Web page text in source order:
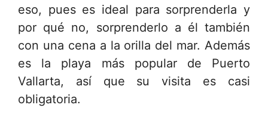
eso, pues es ideal para sorprenderla y
por qué no, sorprenderlo a él también
con una cena a la orilla del mar. Además
es la playa más popular de Puerto
Vallarta, así que su visita es casi
obligatoria.